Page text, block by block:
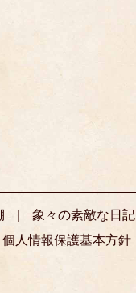
象々の素敵な日記
個人情報保護基本方針